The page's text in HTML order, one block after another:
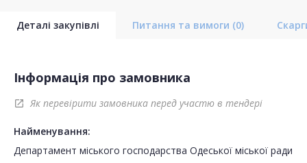
Деталі закупівлі Питання та вимоги (0)
Інформація про замовника
open_in_new Як перевірити замовника перед участю в тендері
Найменування:
Департамент міського господарства Одеської міської ради